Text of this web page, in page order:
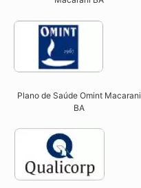
Plano de Saúde Omint Macarani
BA​